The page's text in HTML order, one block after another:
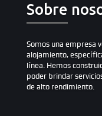
Sobre
Somos una empresa
alojamiento,
línea. Hemos
poder brindar
de alto rendimiento.